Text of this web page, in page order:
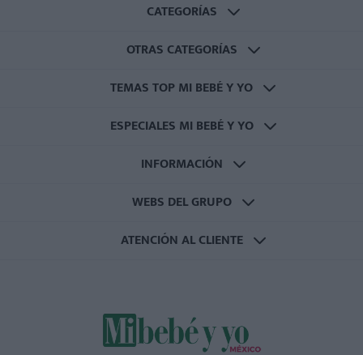
CATEGORÍAS
OTRAS CATEGORÍAS
TEMAS TOP MI BEBÉ Y YO
ESPECIALES MI BEBÉ Y YO
INFORMACIÓN
WEBS DEL GRUPO
ATENCIÓN AL CLIENTE